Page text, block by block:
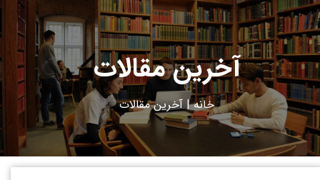
آخرین مقالات
خانه|آخرین مقالات